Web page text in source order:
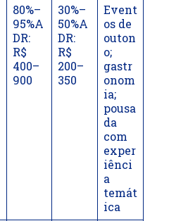
80%–
95%A
DR:
R$
400–
900
30%–
50%A
DR:
R$
200–
350
Event
os de
outon
o;
gastr
onom
ia;
pousa
da
com
exper
iênci
a
temát
ica